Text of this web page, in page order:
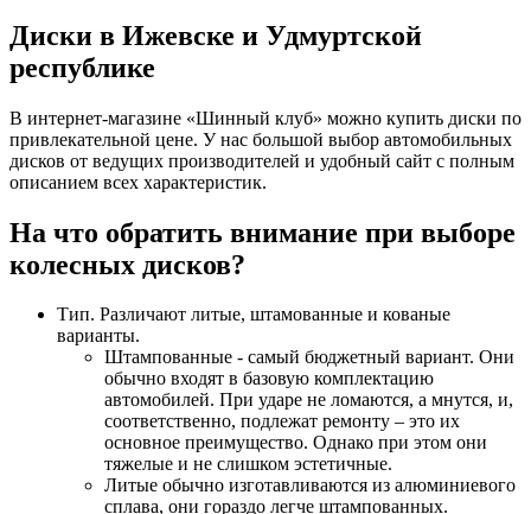
Диски в Ижевске и Удмуртской
республике
В интернет-магазине «Шинный клуб» можно купить диски по
привлекательной цене. У нас большой выбор автомобильных
дисков от ведущих производителей и удобный сайт с полным
описанием всех характеристик.
На что обратить внимание при выборе
колесных дисков?
Тип. Различают литые, штамованные и кованые
варианты.
Штампованные - самый бюджетный вариант. Они
обычно входят в базовую комплектацию
автомобилей. При ударе не ломаются, а мнутся, и,
соответственно, подлежат ремонту – это их
основное преимущество. Однако при этом они
тяжелые и не слишком эстетичные.
Литые обычно изготавливаются из алюминиевого
сплава, они гораздо легче штампованных.